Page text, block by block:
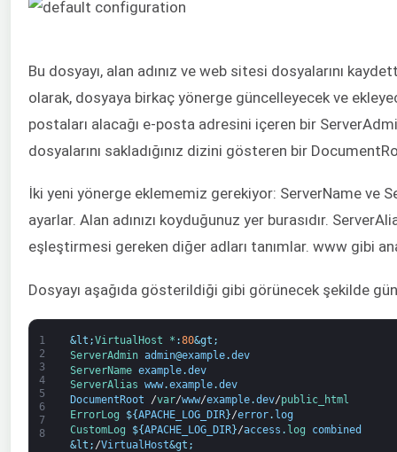
Bu dosyayı, alan adınız ve web sitesi dosyalarını
olarak, dosyaya birkaç yönerge güncelleyecek ve
postaları alacağı e-posta adresini içeren bir
dosyalarını sakladığınız dizini gösteren bir
İki yeni yönerge eklememiz gerekiyor: ServerName ve
ayarlar. Alan adınızı koyduğunuz yer burasıdır.
eşleştirmesi gereken diğer adları tanımlar. www gibi
Dosyayı aşağıda gösterildiği gibi görünecek şekilde
1
2
3
4
5
6
7
8
&lt;VirtualHost * :80&gt;
ServerAdmin admin@example.dev
ServerName example.dev
ServerAlias www.example.dev
DocumentRoot
/var/www/example.dev/public_html
ErrorLog
${APACHE_LOG_DIR}/error. log
CustomLog
${APACHE_LOG_DIR}/access . log
combined
&lt; /VirtualHost&gt;